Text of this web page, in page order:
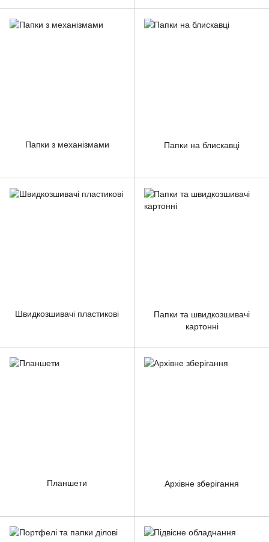
Папки з механізмами Папки на блискавці
Швидкозшивачі пластикові
Папки та швидкозшивачі
картонні
Планшети Архівне зберігання